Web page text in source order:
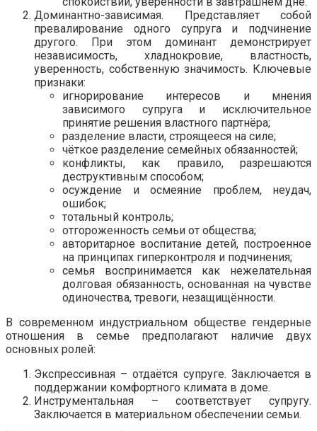
Доминантно-зависимая. Представляет собой
превалирование одного супруга и подчинение
другого. При этом доминант демонстрирует
независимость, хладнокровие, властность,
уверенность, собственную значимость. Ключевые
признаки:
игнорирование интересов и мнения
зависимого супруга и исключительное
принятие решения властного партнёра;
разделение власти, строящееся на силе;
чёткое разделение семейных обязанностей;
конфликты, как правило, разрешаются
деструктивным способом;
осуждение и осмеяние проблем, неудач,
ошибок;
тотальный контроль;
отгороженность семьи от общества;
авторитарное воспитание детей, построенное
на принципах гиперконтроля и подчинения;
семья воспринимается как нежелательная
долговая обязанность, основанная на чувстве
одиночества, тревоги, незащищённости.
В современном индустриальном обществе гендерные
отношения в семье предполагают наличие двух
основных ролей:
Экспрессивная – отдаётся супруге. Заключается в
поддержании комфортного климата в доме.
Инструментальная – соответствует супругу.
Заключается в материальном обеспечении семьи.